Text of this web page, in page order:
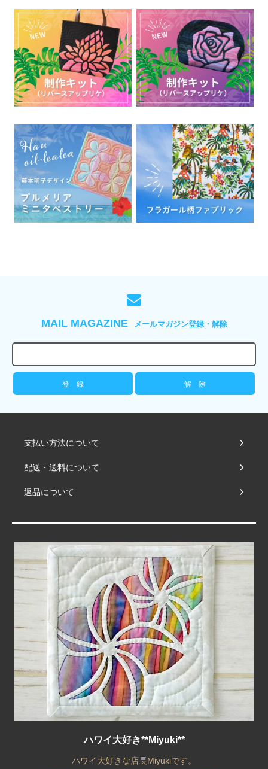
MAIL MAGAZINE メールマガジン登録・解除
支払い方法について
配送・送料について
返品について
ハワイ大好き**Miyuki**
ハワイ大好きな店長Miyukiです。